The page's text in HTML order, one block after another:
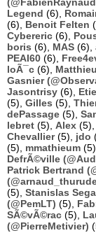
Legend (6),
(6), Benoit Felten
Cybereric (6),
boris (6), MAS (6),
PEAI60 (6),
loÃ¯c (6),
Gasnier
Jasontrisy (6),
(5), Gilles (5),
dePassage (5),
lebret (5), Alex (5),
Chevallier(5), jdo
(5), mmathieum (5),
DefrÃ©ville
Patrick Bertrand
(5), Stanislas
(@PemLT) (5),
SÃ©vÃ©rac (5),
(@PierreMetivier)